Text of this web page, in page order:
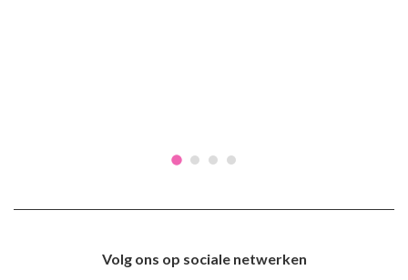
Volg ons op sociale netwerken